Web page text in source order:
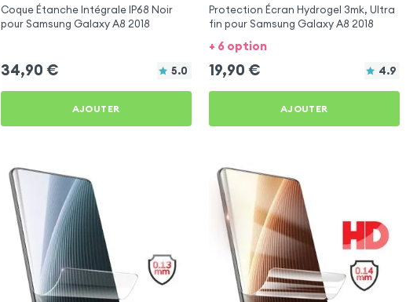
Coque Étanche Intégrale IP68 Noir
pour Samsung Galaxy A8 2018
34,90 € 5.0
AJOUTER
Protection Écran Hydrogel 3mk, Ultra
fin pour Samsung Galaxy A8 2018
+ 6 option
19,90 € 4.9
AJOUTER